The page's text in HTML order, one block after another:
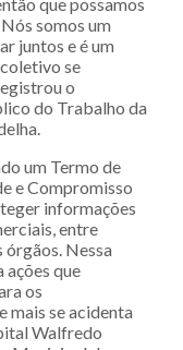
somos um
juntos e é um
se
o
do Trabalho da
um Termo de
e Compromisso
informações
entre
órgãos. Nessa
que
os
mais se acidenta
Walfredo